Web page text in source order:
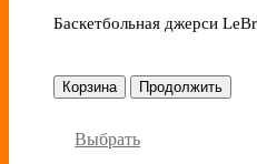
Баскетбольная джерси
Корзина Продолжить
Выбрать